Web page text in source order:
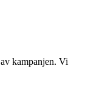
kampanjen. Vi